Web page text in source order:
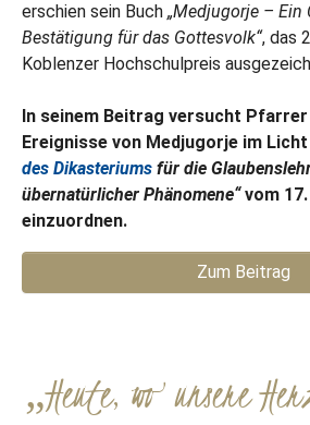
erschien sein Buch „Medjugorje – Ein
Bestätigung für das Gottesvolk“, das
Koblenzer Hochschulpreis
In seinem Beitrag versucht Pfarrer
Ereignisse von Medjugorje im
des Dikasteriums für die
übernatürlicher Phänomene“vom 17.
einzuordnen.
Zum Beitrag
„Heute, wo unsere